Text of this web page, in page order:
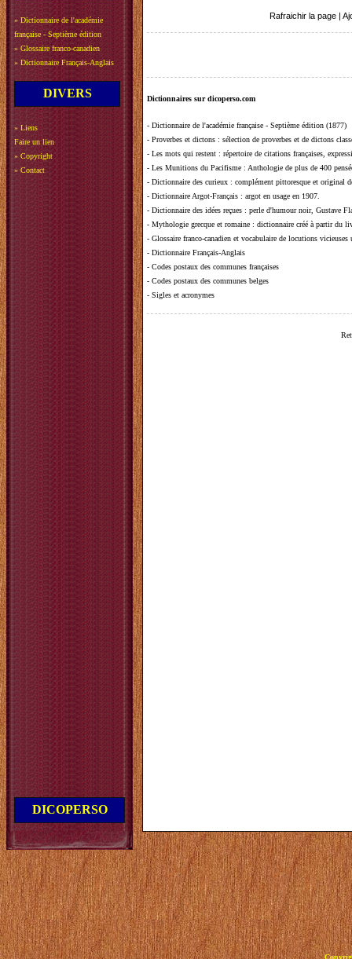
» Dictionnaire de l'académie
française - Septième édition
» Glossaire franco-canadien
» Dictionnaire Français-Anglais
DIVERS
» Liens
Faire un lien
» Copyright
» Contact
DICOPERSO
Rafraichir la page
Dictionnaires sur dicoperso.com
- Dictionnaire de l'académie française - Septième édition (1877)
- Proverbes et dictons : sélection de proverbes et de dictons
- Les mots qui restent : répertoire de citations françaises,
- Les Munitions du Pacifisme : Anthologie de plus de 400
- Dictionnaire des curieux : complément pittoresque et original
- Dictionnaire Argot-Français : argot en usage en 1907.
- Dictionnaire des idées reçues : perle d'humour noir, Gustave
- Mythologie grecque et romaine : dictionnaire créé à partir du
- Glossaire franco-canadien et vocabulaire de locutions vicieuses
- Dictionnaire Français-Anglais
- Codes postaux des communes françaises
- Codes postaux des communes belges
- Sigles et acronymes